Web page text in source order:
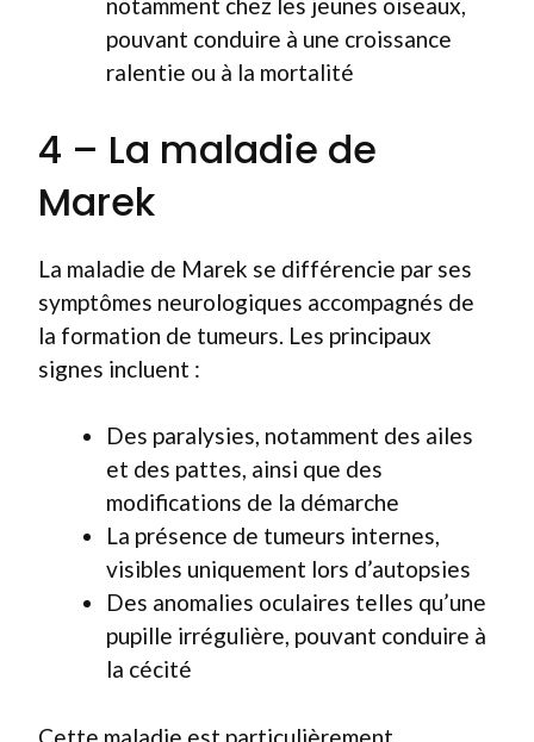
pouvant conduire à une croissance
ralentie ou à la mortalité
4 – La maladie de
Marek
La maladie de Marek se différencie par ses
symptômes neurologiques accompagnés de
la formation de tumeurs. Les principaux
signes incluent :
Des paralysies, notamment des ailes
et des pattes, ainsi que des
modifications de la démarche
La présence de tumeurs internes,
visibles uniquement lors d’autopsies
Des anomalies oculaires telles qu’une
pupille irrégulière, pouvant conduire à
la cécité
Cette maladie est particulièrement